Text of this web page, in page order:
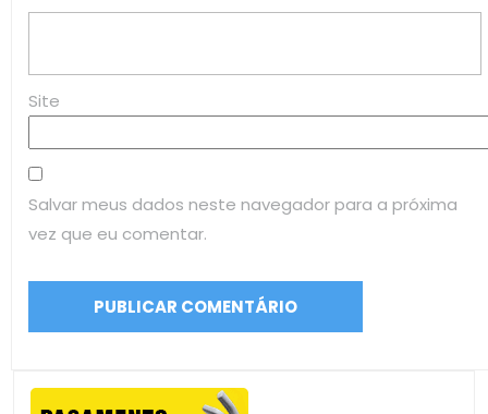
Site
Salvar meus dados neste navegador para a próxima
vez que eu comentar.